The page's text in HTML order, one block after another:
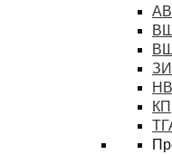
ВШ
КП